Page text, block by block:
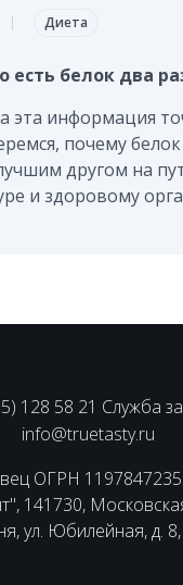
| Диета
есть белок два
эта информация
почему
другом на
и здоровому
128 58 21 Служба
info@truetasty.ru
ОГРН
141730,
ул. Юбилейная, д. 8,